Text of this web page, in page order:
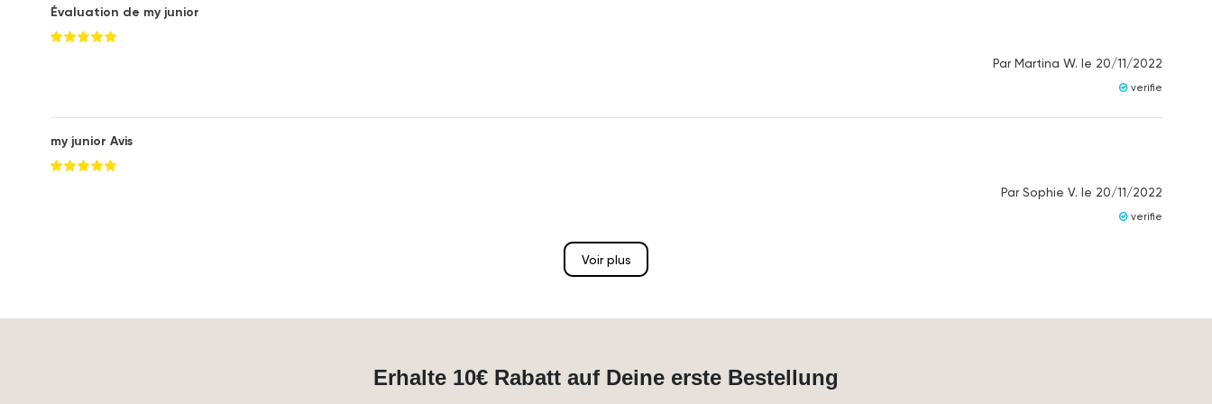
Évaluation de my junior
ParMartina W. le 20/11/2022
verifie
my junior Avis
ParSophie V. le 20/11/2022
verifie
Voir plus
Erhalte 10€ Rabatt auf Deine erste Bestellung